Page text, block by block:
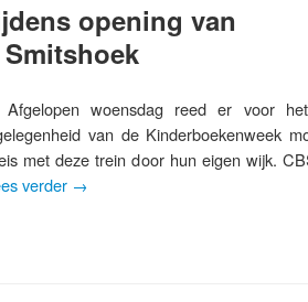
opening van
Afgelopen woensdag reed er voor
van de Kinderboekenweek
met deze trein door hun eigen wijk.
verder →